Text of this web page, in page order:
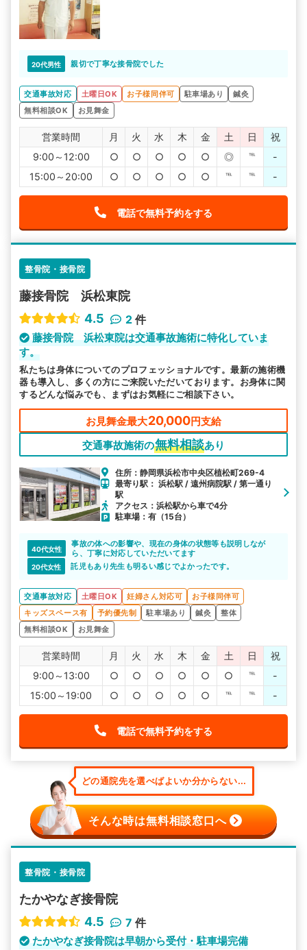
20代男性 親切で丁寧な接骨院でした
交通事故対応 土曜日OK お子様同伴可 駐車場あり
鍼灸
無料相談OK
お見舞金
営業時間 月 火 水 木 金 土 日
祝
9:00～12:00
○ ○ ○ ○ ○ ◎ ℡
-
15:00～20:00
○ ○ ○ ○ ○ ℡ ℡ -
電話で無料予約をする
整骨院・接骨院
藤接骨院 浜松東院
4.5
2 件
藤接骨院 浜松東院は交通事故施術に特化していま
す。
私たちは身体についてのプロフェッショナルです。最新の施術機
器も導入し、多くの方にご来院いただいております。お身体に関
するどんな悩みでも、まずはお気軽にご相談下さい。
お見舞金最大20,000円支給
交通事故施術の無料相談あり
住所：静岡県浜松市中央区植松町269-4
最寄り駅： 浜松駅 / 遠州病院駅 / 第一通り
駅
アクセス：浜松駅から車で4分
駐車場：有（15台）
40代女性
事故の体への影響や、現在の身体の状態等も説明しなが
ら、丁寧に対応していただいてます
20代女性 託児もあり先生も明るい感じでよかったです。
交通事故対応 土曜日OK 妊婦さん対応可
お子様同伴可
キッズスペース有
予約優先制 駐車場あり 鍼灸
整体
無料相談OK
お見舞金
営業時間 月 火 水 木 金 土 日
祝
9:00～13:00
○ ○ ○ ○ ○ ○ ℡
-
15:00～19:00
○ ○ ○ ○ ○ ℡ ℡ -
電話で無料予約をする
どの通院先を選べばよいか分からない...
そんな時は無料相談窓口へ
整骨院・接骨院
たかやなぎ接骨院
4.5
7 件
たかやなぎ接骨院は早朝から受付・駐車場完備